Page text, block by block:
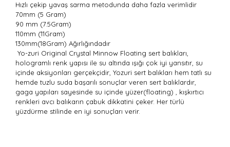
Hızlı çekip yavaş sarma metodunda daha fazla verimlidir
70mm (5 Gram)
90 mm (7.5Gram)
110mm (11Gram)
130mm(18Gram) Ağırlığındadır
Yo-zuri Original Crystal Minnow Floating sert balıkları,
hologramlı renk yapısı ile su altında ışığı çok iyi yansıtır, su
içinde aksiyonları gerçekçidir, Yozuri sert balıkları hem tatlı su
hemde tuzlu suda başarılı sonuçlar veren sert balıklardır,
gaga yapıları sayesinde su içinde yüzer(floating) , kışkırtıcı
renkleri avcı balıkarın çabuk dikkatini çeker. Her türlü
yüzdürme stilinde en iyi sonuçları verir.